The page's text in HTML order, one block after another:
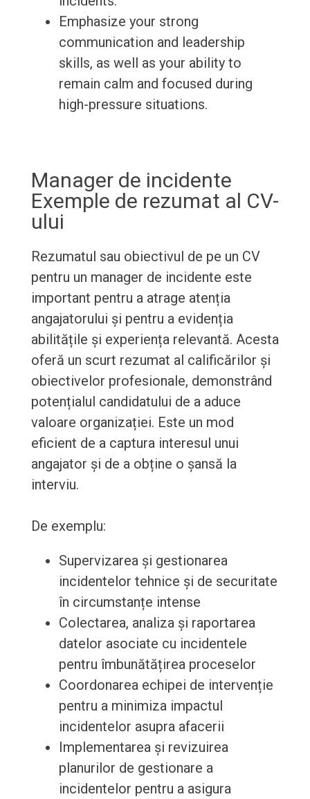
Emphasize your strong
communication and leadership
skills, as well as your ability to
remain calm and focused during
high-pressure situations.
Manager de incidente
Exemple de rezumat al CV-
ului
Rezumatul sau obiectivul de pe un CV
pentru un manager de incidente este
important pentru a atrage atenția
angajatorului și pentru a evidenția
abilitățile și experiența relevantă. Acesta
oferă un scurt rezumat al calificărilor și
obiectivelor profesionale, demonstrând
potențialul candidatului de a aduce
valoare organizației. Este un mod
eficient de a captura interesul unui
angajator și de a obține o șansă la
interviu.
De exemplu:
Supervizarea și gestionarea
incidentelor tehnice și de securitate
în circumstanțe intense
Colectarea, analiza și raportarea
datelor asociate cu incidentele
pentru îmbunătățirea proceselor
Coordonarea echipei de intervenție
pentru a minimiza impactul
incidentelor asupra afacerii
Implementarea și revizuirea
planurilor de gestionare a
incidentelor pentru a asigura